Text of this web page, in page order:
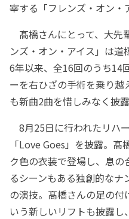
宰する「フレンズ・オン・
髙橋さんにとって、大先
ンズ・オン・アイス」は道
6年以来、全16回のうち14
ーを右ひざの手術を乗り
も新曲2曲を惜しみなく披露
8月25日に行われたリハ
「Love Goes」を披露。
ク色の衣装で登場し、息
るシーンもある独創的なナ
の演技。髙橋さんの足の
いう新しいリフトも披露